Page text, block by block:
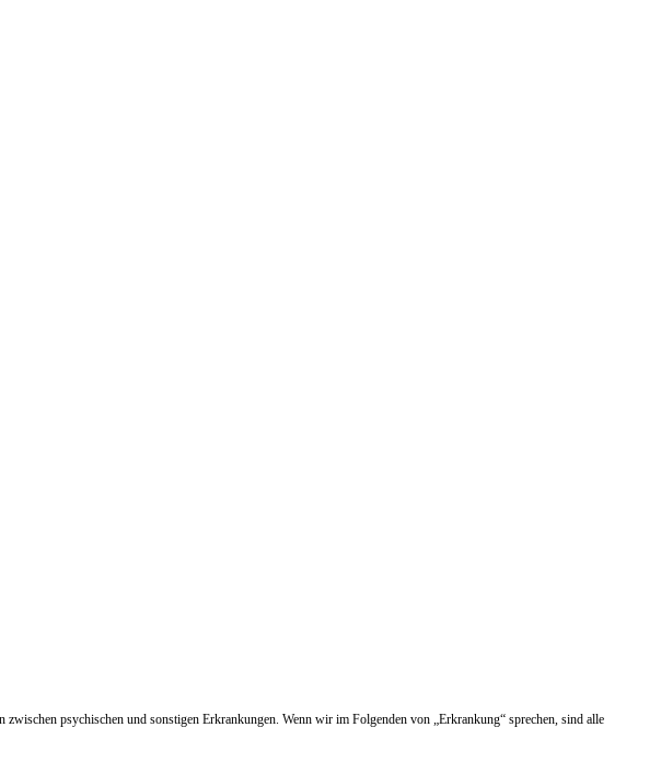
psychischen und sonstigen Erkrankungen. Wenn wir im Folgenden von „Erkrankung“ sprechen, sind alle